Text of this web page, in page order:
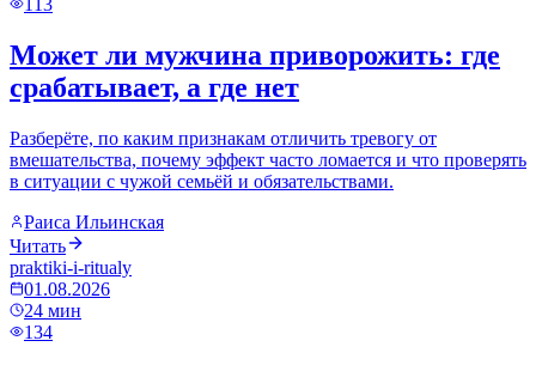
Может ли мужчина приворожить: где
срабатывает, а где нет
Разберёте, по каким признакам отличить тревогу от
вмешательства, почему эффект часто ломается и что проверять
в ситуации с чужой семьёй и обязательствами.
Раиса Ильинская
Читать
praktiki-i-ritualy
01.08.2026
24 мин
134